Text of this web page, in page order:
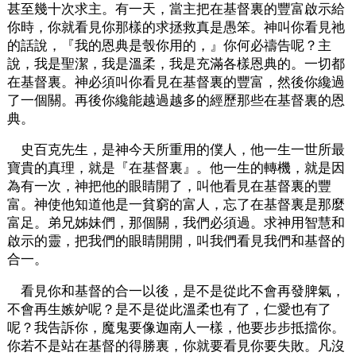
甚至幾十次求主。有一天，當主把在基督裏的豐富啟示給
你時，你就看見你那樣的求拯救真是愚笨。神叫你看見祂
的話說，『我的恩典是彀你用的，』你何必禱告呢？主
說，我是聖潔，我是溫柔，我是充滿各樣恩典的。一切都
在基督裏。神必須叫你看見在基督裏的豐富，然後你纔過
了一個關。再後你纔能越過越多的經歷那些在基督裏的恩
典。
史百克先生，是神今天所重用的僕人，他一生一世所最
寶貴的真理，就是『在基督裏』。他一生的轉機，就是因
為有一次，神把他的眼睛開了，叫他看見在基督裏的豐
富。神使他知道他是一貧窮的富人，忘了在基督裏是那麼
富足。弟兄姊妹們，那個關，我們必須過。求神用智慧和
啟示的靈，把我們的眼睛開開，叫我們看見我們和基督的
合一。
看見你和基督的合一以後，是不是從此不會再發脾氣，
不會再生嫉妒呢？是不是從此溫柔也有了，仁愛也有了
呢？我告訴你，魔鬼要像迦南人一樣，他要步步抵擋你。
你若不是站在基督的得勝裏，你就要看見你要失敗。凡沒